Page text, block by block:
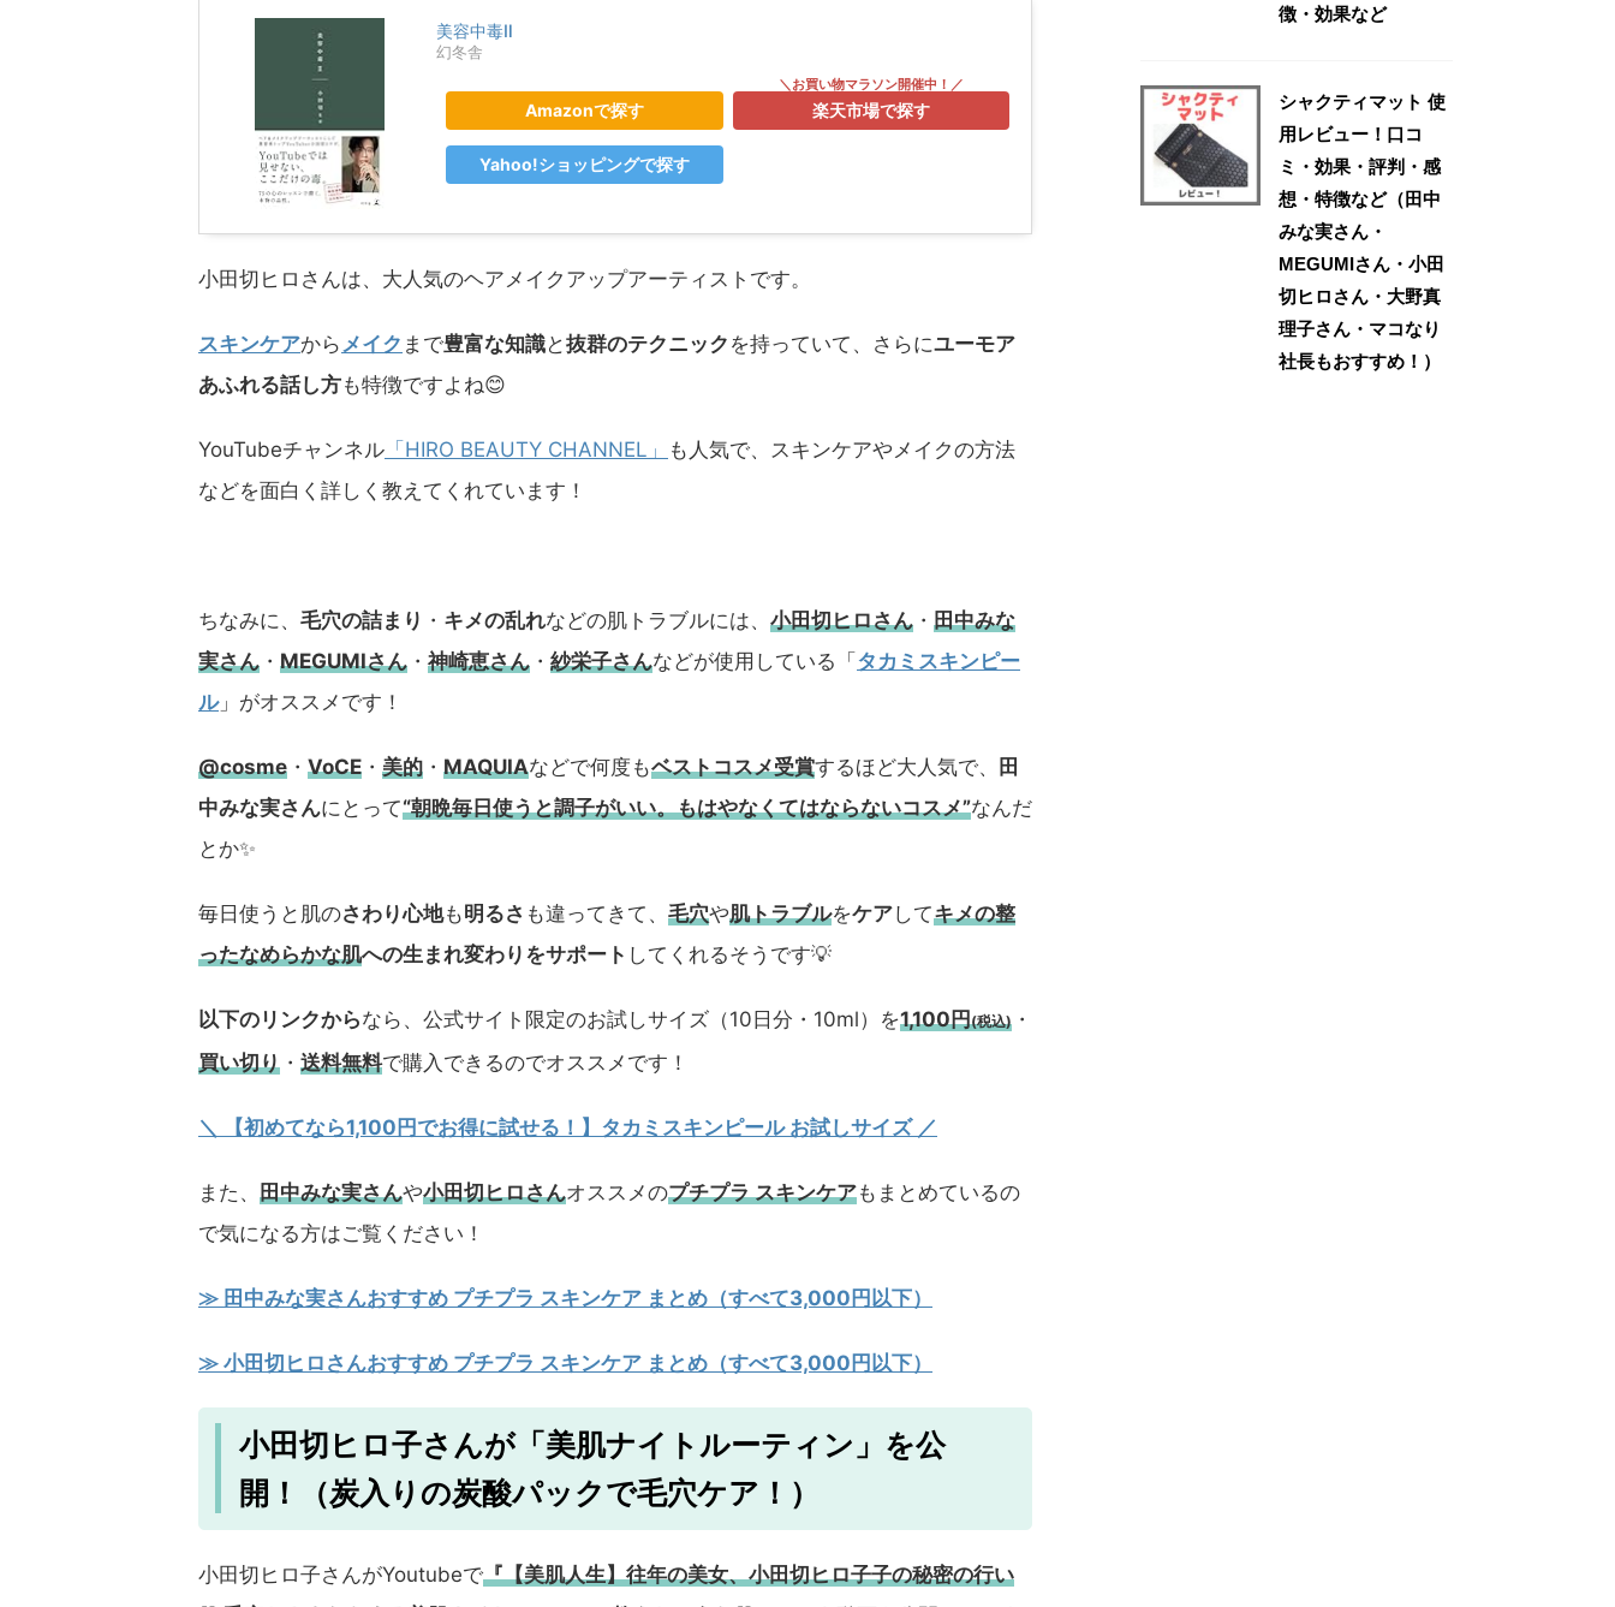
美容中毒Ⅱ
幻冬舎
Amazonで探す 楽天市場で探す
Yahoo!ショッピングで探す
小田切ヒロさんは、大人気のヘアメイクアップアーティストです。
スキンケアから メイク まで豊富な知識と抜群のテクニック を持っていて、さらにユーモア
あふれる話し方も特徴ですよね😊
YouTubeチャンネル 「HIRO BEAUTY CHANNEL」
も人気で、スキンケアやメイクの方法
などを面白く詳しく教えてくれています！
ちなみに、 毛穴の詰まり ・ キメの乱れなどの肌トラブルには、 小田切ヒロさん ・ 田中みな
実さん ・ MEGUMIさん ・ 神崎恵さん ・ 紗栄子さんなどが使用している「タカミスキンピー
ル」がオススメです！
@cosme ・ VoCE ・ 美的 ・ MAQUIAなどで何度もベストコスメ受賞するほど大人気で、
田
中みな実さんにとって“朝晩毎日使うと調子がいい。もはやなくてはならないコスメ”なんだ
とか✨
毎日使うと肌のさわり心地も明るさ も違ってきて、 毛穴や肌トラブルをケアしてキメの整
ったなめらかな肌への生まれ変わりをサポート してくれるそうです💡
以下のリンクからなら、公式サイト限定のお試しサイズ（10日分・10ml）を1,100円(税込) ・
買い切り ・ 送料無料で購入できるのでオススメです！
＼ 【初めてなら1,100円でお得に試せる！】タカミスキンピール お試しサイズ／
また、 田中みな実さんや小田切ヒロさんオススメのプチプラ スキンケアもまとめているの
で気になる方はご覧ください！
≫ 田中みな実さんおすすめ プチプラ スキンケア まとめ（すべて3,000円以下）
≫ 小田切ヒロさんおすすめ プチプラ スキンケア まとめ（すべて3,000円以下）
小田切ヒロ子さんが「美肌ナイトルーティン」を公
開！（炭入りの炭酸パックで毛穴ケア！）
小田切ヒロ子さんがYoutubeで『【美肌人生】往年の美女、小田切ヒロ子子の秘密の行い
徴・効果など
シャクティマット 使
用レビュー！口コ
ミ・効果・評判・感
想・特徴など（田中
みな実さん・
MEGUMIさん・小田
切ヒロさん・大野真
理子さん・マコなり
社長もおすすめ！）